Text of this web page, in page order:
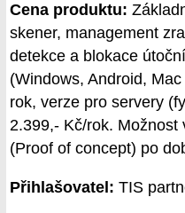
Cena produktu:
skener, management
detekce a blokace
(Windows, Android,
rok, verze pro servery
2.399,- Kč/rok. Možnost
(Proof of concept) po
Přihlašovatel: TIS